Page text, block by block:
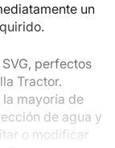
un
perfectos
Tractor.
mayoría de
de agua y
o modificar